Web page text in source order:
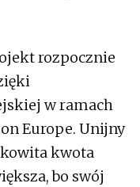
rozpocznie
w ramach
Europe. Unijny
kwota
bo swój